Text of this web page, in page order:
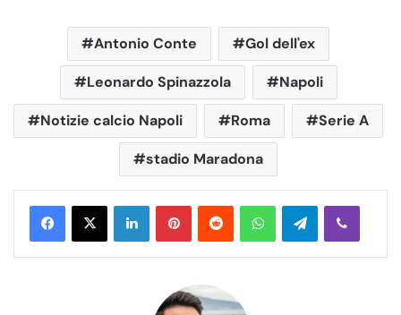
Antonio Conte Gol dell'ex
Leonardo Spinazzola Napoli
Notizie calcio Napoli Roma Serie A
stadio Maradona
WhatsApp Telegram